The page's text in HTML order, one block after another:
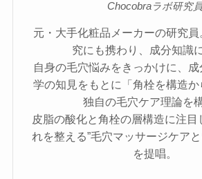
Chocobraラボ研究
元・大手化粧品メーカーの研究
究にも携わり、成分知識
自身の毛穴悩みをきっかけに、
学の知見をもとに「角栓を構造か
独自の毛穴ケア理論を構
皮脂の酸化と角栓の層構造に注目
れを整える”毛穴マッサージケア
を提唱。